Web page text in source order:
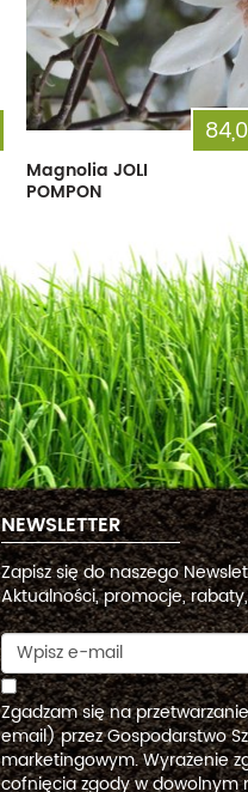
Magnolia JOLI
POMPON
NEWSLETTER
Zapisz się do naszego
Aktualności, promocje,
Zgadzam się na
email) przez Gospodarstwo
marketingowym. Wyrażenie
cofnięcia zgody w dowolnym